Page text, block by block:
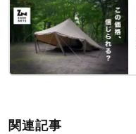
関連記事